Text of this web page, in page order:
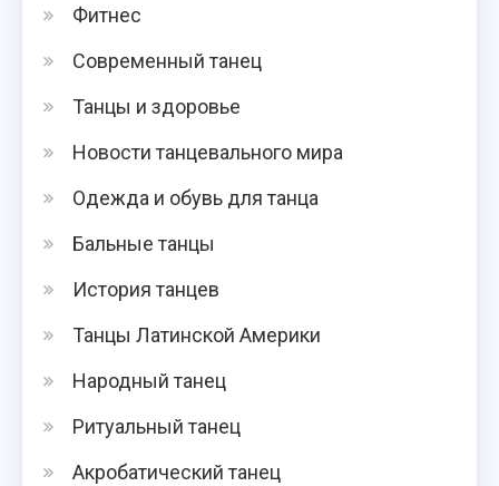
Фитнес
Современный танец
Танцы и здоровье
Новости танцевального мира
Одежда и обувь для танца
Бальные танцы
История танцев
Танцы Латинской Америки
Народный танец
Ритуальный танец
Акробатический танец